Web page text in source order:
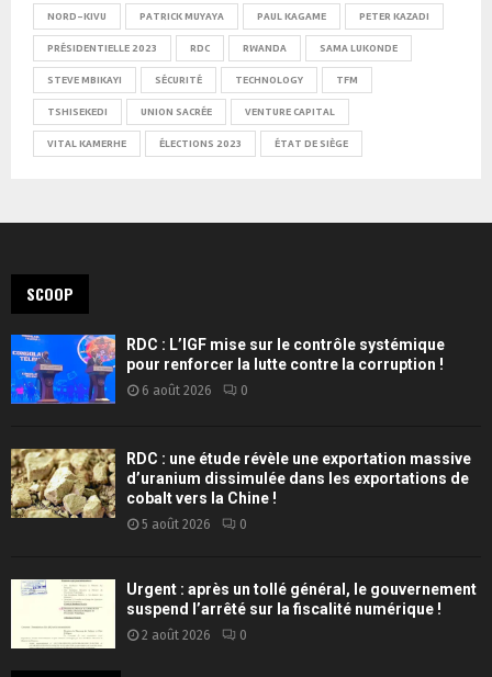
NORD-KIVU PATRICK MUYAYA PAUL KAGAME PETER KAZADI
PRÉSIDENTIELLE 2023 RDC RWANDA SAMA LUKONDE
STEVE MBIKAYI SÉCURITÉ TECHNOLOGY TFM
TSHISEKEDI UNION SACRÉE VENTURE CAPITAL
VITAL KAMERHE ÉLECTIONS 2023 ÉTAT DE SIÈGE
SCOOP
RDC : L’IGF mise sur le contrôle systémique
pour renforcer la lutte contre la corruption !
6 août 2026 0
RDC : une étude révèle une exportation massive
d’uranium dissimulée dans les exportations de
cobalt vers la Chine !
5 août 2026 0
Urgent : après un tollé général, le gouvernement
suspend l’arrêté sur la fiscalité numérique !
2 août 2026 0